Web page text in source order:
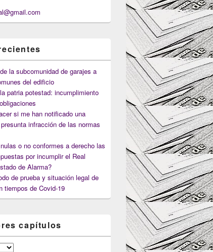
la subcomunidad de garajes a
del edificio
patria potestad: incumplimiento
si me han notificado una
infracción de las normas
o no conformes a derecho las
por incumplir el Real
de Alarma?
de prueba y situación legal de
tiempos de Covid-19
capítulos